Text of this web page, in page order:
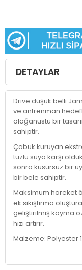
DETAYLAR
Drive düşük belli
ve antrenman
olağanüstü bir
sahiptir.
Çabuk kuruyan
tuzlu suya karşı
sonra kusursuz bir
bir bele sahiptir.
Maksimum hareket
ek sıkıştırma
geliştirilmiş kayma
hızı artırır.
Malzeme: Polyester